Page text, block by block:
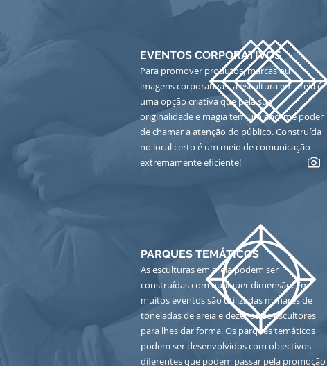
EVENTOS CORPORATIVOS
Para promover produtos, marcas ou
imagens corporativas, a escultura em areia é
uma opção criativa que pela sua
originalidade e magia tem um enorme poder
de chamar a atenção do público. Construída
no local certo é um meio de comunicação
extremamente eficiente!
PARQUES TEMÁTICOS
As esculturas em areia podem ser
construídas com qualquer dimensão. Em
muitos eventos são utilizadas milhares de
toneladas de areia e dezenas de escultores
para lhes dar forma. Os parques temáticos
podem ser desenvolvidos com objectivos
diferentes que podem passar pela promoção